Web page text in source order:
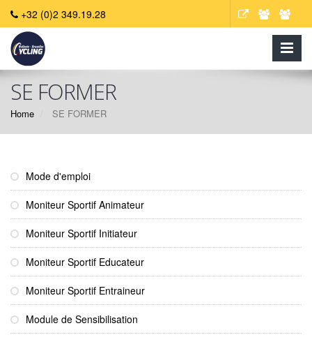
+32 (0)2 349.19.28
SE FORMER
Home SE FORMER
Mode d'emploi
Moniteur Sportif Animateur
Moniteur Sportif Initiateur
Moniteur Sportif Educateur
Moniteur Sportif Entraineur
Module de Sensibilisation